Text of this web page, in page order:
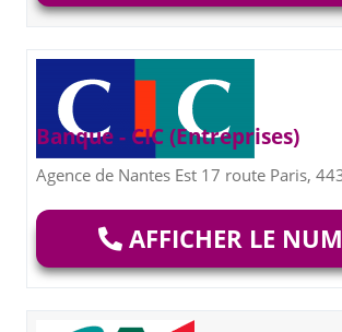
Banque - CIC (Entreprises)
Agence de Nantes Est 17 route Paris,
AFFICHER LE